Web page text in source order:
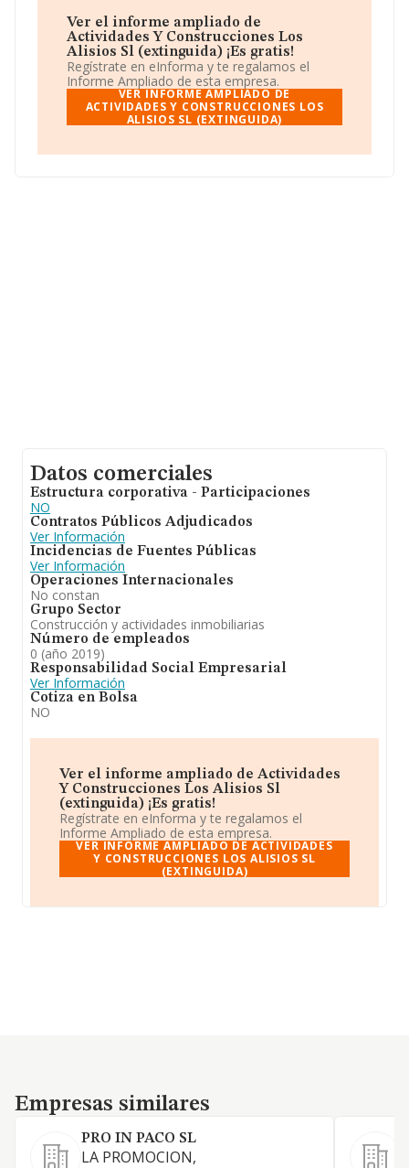
La sociedad española Actividades y Construcciones
Los Alisios S.L (extinguida), con número de
identificación fiscal B35982941, tiene su domicilio social
establecido en Calle Anemona C.Com. Los Alisios,
(35212), Telde, Las Palmas, Islas Canarias.
En base a la información de la que dispone INFORMA
sobre 67.991 compañías, a nivel nacional la facturación
de facturación de ventas entre todas las compañías
Ver el informe ampliado de
Actividades Y Construcciones Los
Alisios Sl (extinguida) ¡Es gratis!
Regístrate en eInforma y te regalamos el
Informe Ampliado de esta empresa.
VER INFORME AMPLIADO DE
ACTIVIDADES Y CONSTRUCCIONES LOS
ALISIOS SL (EXTINGUIDA)
Datos comerciales
Estructura corporativa - Participaciones
NO
Contratos Públicos Adjudicados
Ver Información
Incidencias de Fuentes Públicas
Ver Información
Operaciones Internacionales
No constan
Grupo Sector
Construcción y actividades inmobiliarias
Número de empleados
0 (año 2019)
Responsabilidad Social Empresarial
Ver Información
Cotiza en Bolsa
NO
Ver el informe ampliado de Actividades
Y Construcciones Los Alisios Sl
(extinguida) ¡Es gratis!
Regístrate en eInforma y te regalamos el
Informe Ampliado de esta empresa.
VER INFORME AMPLIADO DE ACTIVIDADES
Y CONSTRUCCIONES LOS ALISIOS SL
(EXTINGUIDA)
Empresas similares
Empresas similares
PRO IN PACO SL
LA PROMOCION,